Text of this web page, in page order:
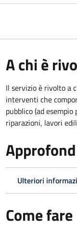
A chi è
Il servizio è rivolto a
interventi che
pubblico (ad
riparazioni, lavori
Ulteriori
Come fare